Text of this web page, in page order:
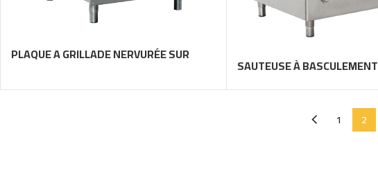
PLAQUE A GRILLADE NERVURÉE SUR
PLACARD SAUTEUSE À
1 2